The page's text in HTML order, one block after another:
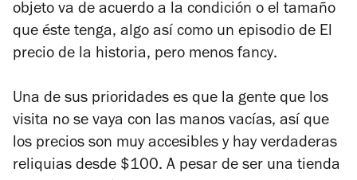
objeto va de acuerdo a la condición o el tamaño
que éste tenga, algo así como un episodio de El
precio de la historia, pero menos fancy.
Una de sus prioridades es que la gente que los
visita no se vaya con las manos vacías, así que
los precios son muy accesibles y hay verdaderas
reliquias desde $100. A pesar de ser una tienda